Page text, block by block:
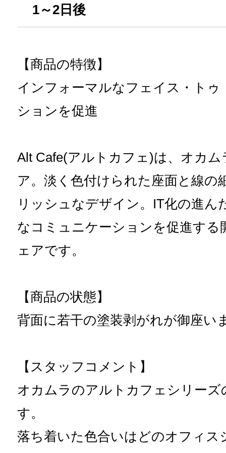
1～2日後
【商品の特徴】
インフォーマルなフェイス・ト
ションを促進
Alt Cafe(アルトカフェ)は、オカ
ア。淡く色付けられた座面と線の
リッシュなデザイン。IT化の進ん
なコミュニケーションを促進する
ェアです。
【商品の状態】
背面に若干の塗装剥がれが御座い
【スタッフコメント】
オカムラのアルトカフェシリー
す。
落ち着いた色合いはどのオフィス